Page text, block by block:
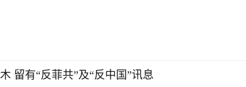
留有“反菲共”及“反中国”讯息